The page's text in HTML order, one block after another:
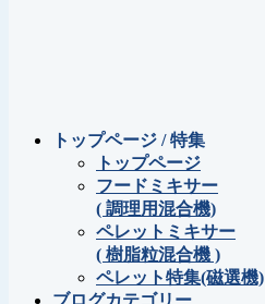
トップページ / 特集
トップページ
フードミキサー
( 調理用混合機)
ペレットミキサー
( 樹脂粒混合機 )
ペレット特集(磁選機)
ブログカテゴリー